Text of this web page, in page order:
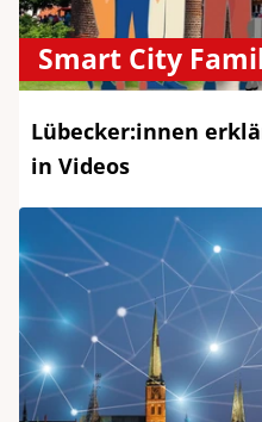
Smart City
Lübecker:innen
in Videos